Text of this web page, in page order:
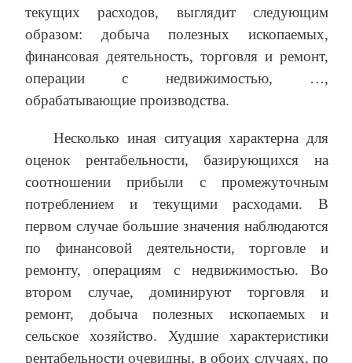
текущих расходов, выглядит следующим
образом: добыча полезных ископаемых,
финансовая деятельность, торговля и ремонт,
операции с недвижимостью, …,
обрабатывающие производства.
Несколько иная ситуация характерна для
оценок рентабельности, базирующихся на
соотношении прибыли с промежуточным
потреблением и текущими расходами. В
первом случае большие значения наблюдаются
по финансовой деятельности, торговле и
ремонту, операциям с недвижимостью. Во
втором случае, доминируют торговля и
ремонт, добыча полезных ископаемых и
сельское хозяйство. Худшие характеристики
рентабельности очевидны, в обоих случаях, по